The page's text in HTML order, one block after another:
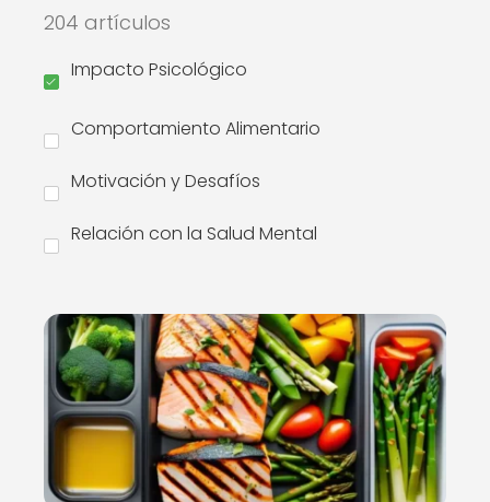
204 artículos
Impacto Psicológico
Comportamiento Alimentario
Motivación y Desafíos
Relación con la Salud Mental